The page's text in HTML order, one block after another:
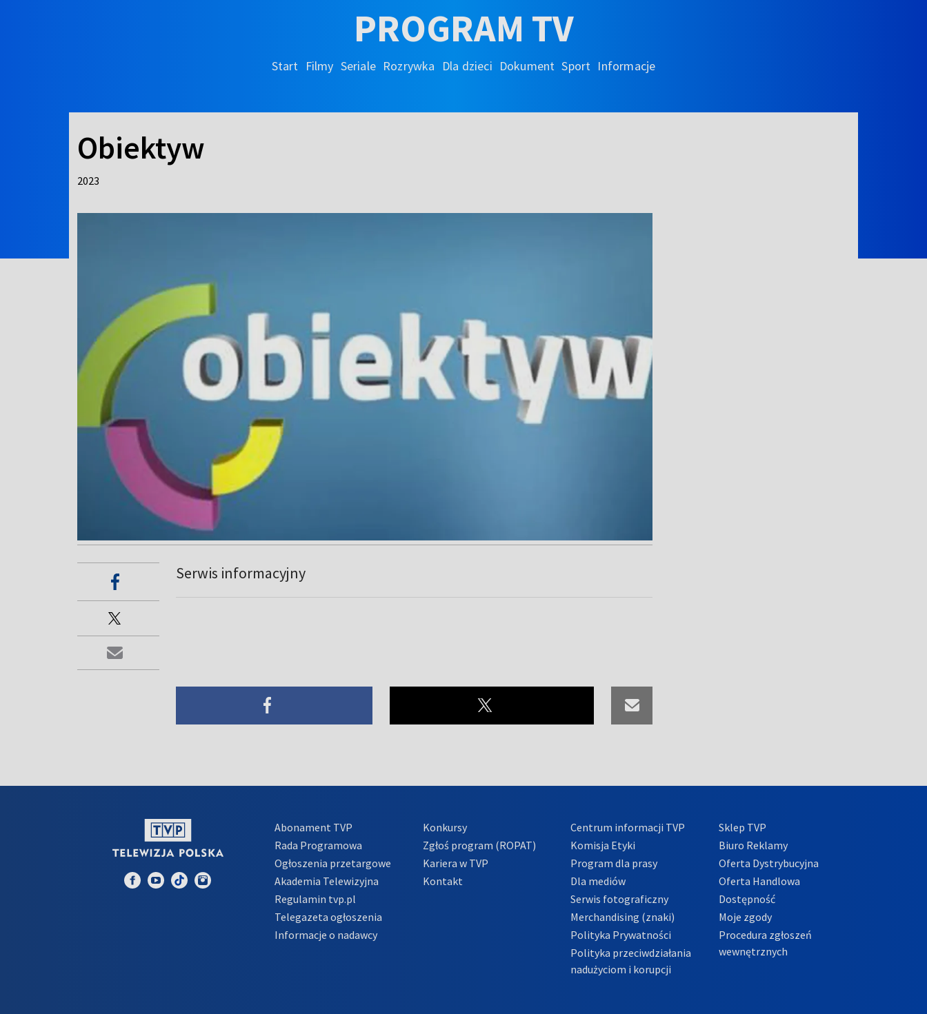
PROGRAM TV
Start Filmy Seriale Rozrywka Dla dzieci Dokument Sport Informacje
Obiektyw
2023
Serwis informacyjny
Abonament TVP
Rada Programowa
Ogłoszenia przetargowe
Akademia Telewizyjna
Regulamin tvp.pl
Telegazeta ogłoszenia
Informacje o nadawcy
Konkursy
Zgłoś program (ROPAT)
Kariera w TVP
Kontakt
Centrum informacji TVP
Komisja Etyki
Program dla prasy
Dla mediów
Serwis fotograficzny
Merchandising (znaki)
Polityka Prywatności
Polityka przeciwdziałania
nadużyciom i korupcji
Sklep TVP
Biuro Reklamy
Oferta Dystrybucyjna
Oferta Handlowa
Dostępność
Moje zgody
Procedura zgłoszeń
wewnętrznych